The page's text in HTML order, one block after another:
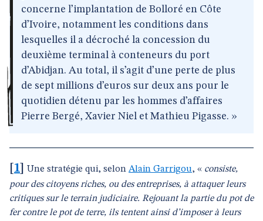
concerne l’implantation de Bolloré en Côte
d’Ivoire, notamment les conditions dans
lesquelles il a décroché la concession du
deuxième terminal à conteneurs du port
d’Abidjan. Au total, il s’agit d’une perte de plus
de sept millions d’euros sur deux ans pour le
quotidien détenu par les hommes d’affaires
Pierre Bergé, Xavier Niel et Mathieu Pigasse. »
1 Une stratégie qui, selon Alain Garrigou, « consiste,
pour des citoyens riches, ou des entreprises, à attaquer leurs
critiques sur le terrain judiciaire. Rejouant la partie du pot de
fer contre le pot de terre, ils tentent ainsi d’imposer à leurs